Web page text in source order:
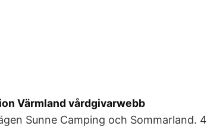
Värmland vårdgivarwebb
Sunne Camping och Sommarland. 4